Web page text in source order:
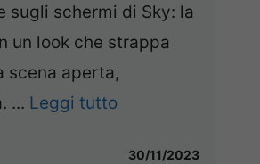
sugli schermi di Sky: la
un look che strappa
scena aperta,
... Leggi tutto
30/11/2023